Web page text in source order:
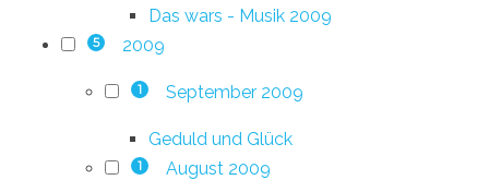
Das wars - Musik 2009
5 2009
1 September 2009
Geduld und Glück
1 August 2009